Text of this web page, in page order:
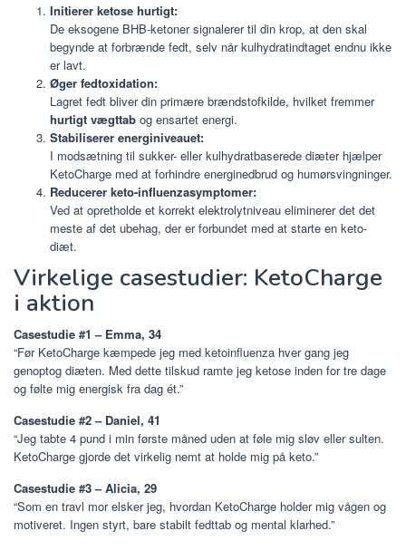
Initierer ketose hurtigt:
De eksogene BHB-ketoner signalerer til din krop, at den skal
begynde at forbrænde fedt, selv når kulhydratindtaget endnu ikke
er lavt.
Øger fedtoxidation:
Lagret fedt bliver din primære brændstofkilde, hvilket fremmer
hurtigt vægttab og ensartet energi.
Stabiliserer energiniveauet:
I modsætning til sukker- eller kulhydratbaserede diæter hjælper
KetoCharge med at forhindre energinedbrud og humørsvingninger.
Reducerer keto-influenzasymptomer:
Ved at opretholde et korrekt elektrolytniveau eliminerer det det
meste af det ubehag, der er forbundet med at starte en keto-
diæt.
Virkelige casestudier: KetoCharge
i aktion
Casestudie #1 – Emma, ​​34
“Før KetoCharge kæmpede jeg med ketoinfluenza hver gang jeg
genoptog diæten. Med dette tilskud ramte jeg ketose inden for tre dage
og følte mig energisk fra dag ét.”
Casestudie #2 – Daniel, 41
“Jeg tabte 4 pund i min første måned uden at føle mig sløv eller sulten.
KetoCharge gjorde det virkelig nemt at holde mig på keto.”
Casestudie #3 – Alicia, 29
“Som en travl mor elsker jeg, hvordan KetoCharge holder mig vågen og
motiveret. Ingen styrt, bare stabilt fedttab og mental klarhed.”